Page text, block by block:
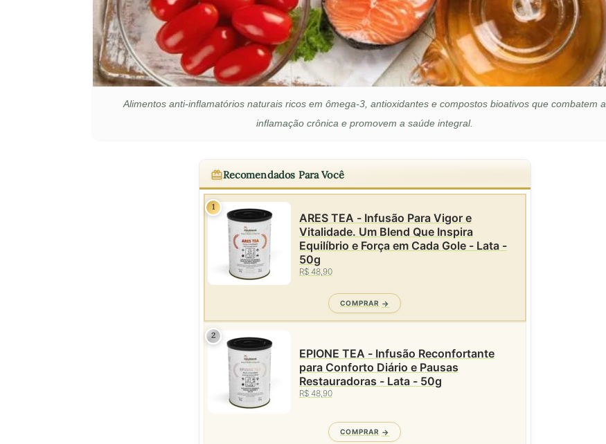
Alimentos anti-inflamatórios naturais ricos em ômega-3, antioxidantes e compostos bioativos que combatem a
inflamação crônica e promovem a saúde integral.
Recomendados Para Você
1
ARES TEA - Infusão Para Vigor e
Vitalidade. Um Blend Que Inspira
Equilíbrio e Força em Cada Gole - Lata -
50g
R$ 48,90
COMPRAR
2
EPIONE TEA - Infusão Reconfortante
para Conforto Diário e Pausas
Restauradoras - Lata - 50g
R$ 48,90
COMPRAR